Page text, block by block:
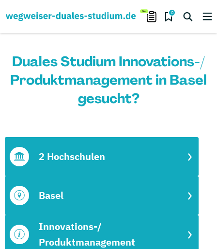
0
Duales Studium Innovations-/
Produktmanagement in Basel
gesucht?
Innovations-/
Produktmanagement
Basel
2 Hochschulen